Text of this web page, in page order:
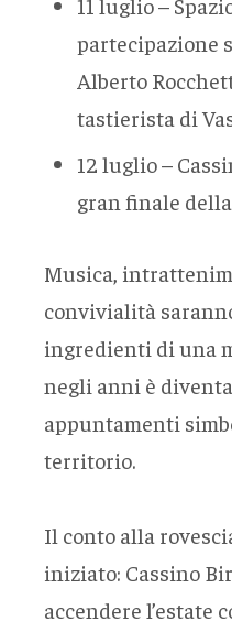
partecipazione
Alberto
tastierista di
12 luglio –
gran finale
Musica,
convivialità
ingredienti di una
negli anni è
appuntamenti
territorio.
Il conto alla
iniziato: Cassino
accendere l’estate